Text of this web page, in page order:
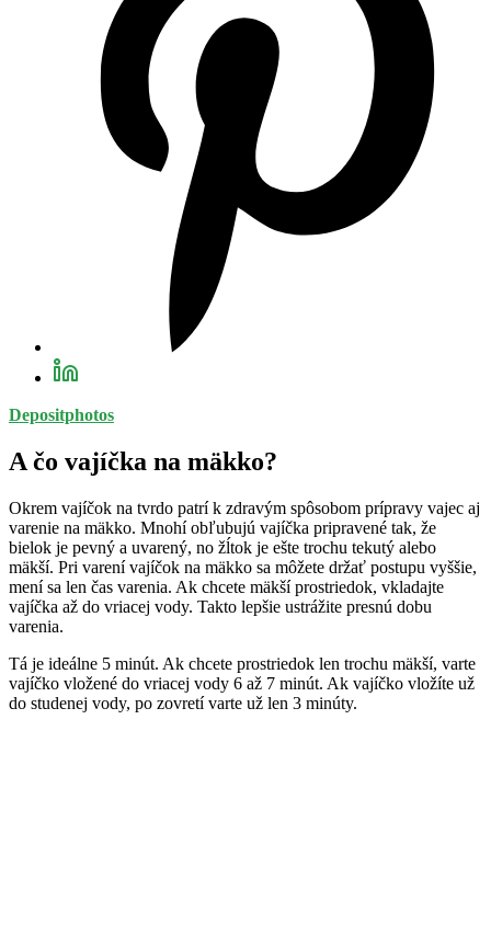
Depositphotos
A čo vajíčka na mäkko?
Okrem vajíčok na tvrdo patrí k zdravým spôsobom prípravy vajec aj
varenie na mäkko. Mnohí obľubujú vajíčka pripravené tak, že
bielok je pevný a uvarený, no žĺtok je ešte trochu tekutý alebo
mäkší. Pri varení vajíčok na mäkko sa môžete držať postupu vyššie,
mení sa len čas varenia. Ak chcete mäkší prostriedok, vkladajte
vajíčka až do vriacej vody. Takto lepšie ustrážite presnú dobu
varenia.
Tá je ideálne 5 minút. Ak chcete prostriedok len trochu mäkší, varte
vajíčko vložené do vriacej vody 6 až 7 minút. Ak vajíčko vložíte už
do studenej vody, po zovretí varte už len 3 minúty.